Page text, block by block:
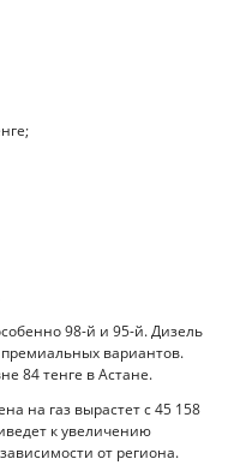
98-й и 95-й. Дизель
вариантов.
84 тенге в Астане.
на газ вырастет с 45 158
к увеличению
от региона.